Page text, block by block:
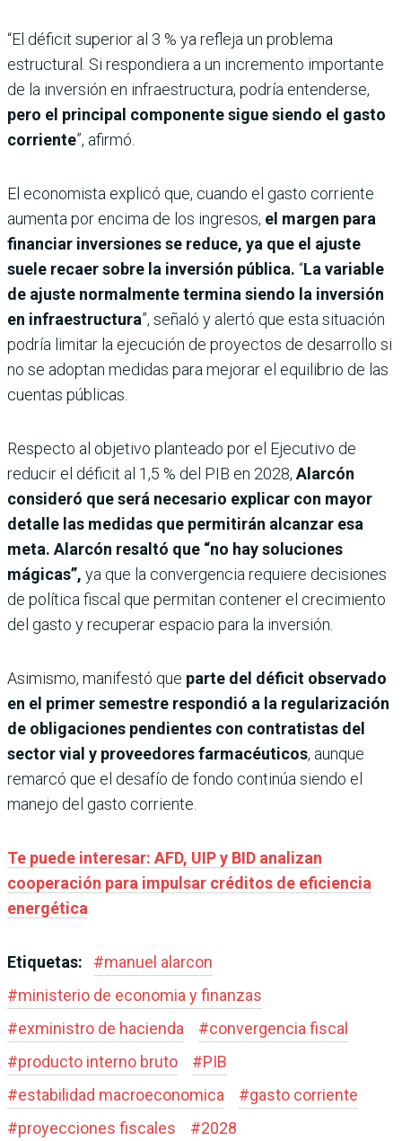
“El déficit superior al 3 % ya refleja un problema
estructural. Si respondiera a un incremento importante
de la inversión en infraestructura, podría entenderse,
pero el principal componente sigue siendo el gasto
corriente”, afirmó.
El economista explicó que, cuando el gasto corriente
aumenta por encima de los ingresos, el margen para
financiar inversiones se reduce, ya que el ajuste
suele recaer sobre la inversión pública. “La variable
de ajuste normalmente termina siendo la inversión
en infraestructura”, señaló y alertó que esta situación
podría limitar la ejecución de proyectos de desarrollo si
no se adoptan medidas para mejorar el equilibrio de las
cuentas públicas.
Respecto al objetivo planteado por el Ejecutivo de
reducir el déficit al 1,5 % del PIB en 2028, Alarcón
consideró que será necesario explicar con mayor
detalle las medidas que permitirán alcanzar esa
meta. Alarcón resaltó que “no hay soluciones
mágicas”, ya que la convergencia requiere decisiones
de política fiscal que permitan contener el crecimiento
del gasto y recuperar espacio para la inversión.
Asimismo, manifestó que parte del déficit observado
en el primer semestre respondió a la regularización
de obligaciones pendientes con contratistas del
sector vial y proveedores farmacéuticos, aunque
remarcó que el desafío de fondo continúa siendo el
manejo del gasto corriente.
Te puede interesar: AFD, UIP y BID analizan
cooperación para impulsar créditos de eficiencia
energética
Etiquetas: #manuel alarcon
#ministerio de economia y finanzas
#exministro de hacienda #convergencia fiscal
#producto interno bruto #PIB
#estabilidad macroeconomica #gasto corriente
#proyecciones fiscales #2028